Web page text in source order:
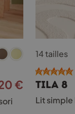
€
prix
produit
a
plusieurs
variations.
Les
options
14 tailles
TILA 8
Lit simple